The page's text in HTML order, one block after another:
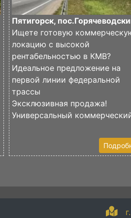
Пятигорск,
Ищете готовую
локацию с высокой
рентабельностью в КМВ?
Идеальное предложение на
первой линии федеральной
трассы
Эксклюзивная продажа!
Универсальный